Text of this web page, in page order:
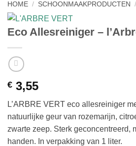
HOME / SCHOONMAAKPRODUCTEN /
Eco Allesreiniger –
€ 3,55
L’ARBRE VERT eco allesreiniger
natuurlijke geur van rozemarijn,
zwarte zeep. Sterk geconcentreerd,
handen. In verpakking van 1 liter.